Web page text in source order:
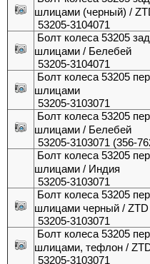
шлицами (черный) /
53205-3104071
Болт колеса 53205
шлицами / Белебей
53205-3104071
Болт колеса 53205
шлицами
53205-3103071
Болт колеса 53205
шлицами / Белебей
53205-3103071 (356-
Болт колеса 53205
шлицами / Индия
53205-3103071
Болт колеса 53205
шлицами черный / ZTD
53205-3103071
Болт колеса 53205
шлицами, тефлон /
53205-3103071